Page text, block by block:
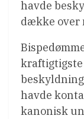
havde
dække over
havde
kanonisk